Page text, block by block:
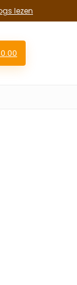
lezen
0.00